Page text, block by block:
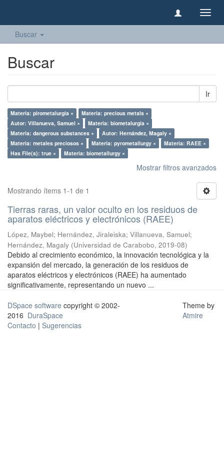
Buscar
Buscar
Ir
Materia: pirometalurgia ×
Materia: precious metals ×
Autor: Villanueva, Samuel ×
Materia: biometalurgia ×
Materia: dangerous substances ×
Autor: Hernández, Magaly ×
Materia: metales preciosos ×
Materia: pyrometallurgy ×
Materia: RAEE ×
Has File(s): true ×
Materia: biometallurgy ×
Mostrar filtros avanzados
Mostrando ítems 1-1 de 1
Tierras raras, un valor oculto en los residuos de
aparatos eléctricos y electrónicos (RAEE)
López, Maybel; Hernández, Jiraleiska; Villanueva, Samuel;
Hernández, Magaly (Universidad de Carabobo, 2019-08)
Debido al crecimiento económico, la innovación tecnológica y la
expansión del mercado, la generación de los residuos de
aparatos eléctricos y electrónicos (RAEE) ha aumentado
significativamente, representando un nuevo ...
DSpace software copyright © 2002-
2016 DuraSpace
Contacto | Sugerencias
Theme by
Atmire